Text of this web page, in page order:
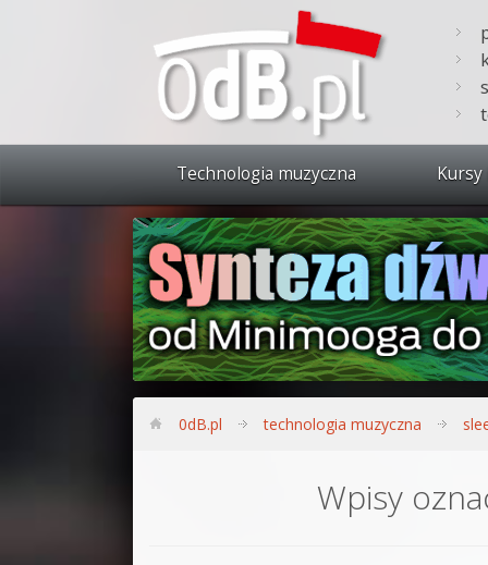
Technologia muzyczna Kursy
Bitwig
Sound
0dB.pl technologia muzyczna
Wpisy